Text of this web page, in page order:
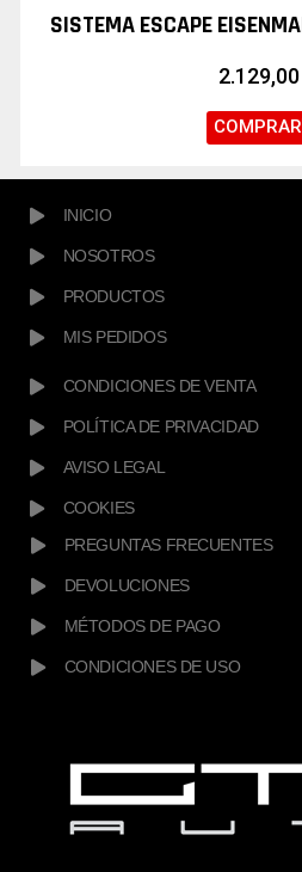
2.129,00
COMPRAR
INICIO
NOSOTROS
PRODUCTOS
MIS PEDIDOS
CONDICIONES DE VENTA
POLÍTICA DE PRIVACIDAD
AVISO LEGAL
COOKIES
PREGUNTAS FRECUENTES
DEVOLUCIONES
MÉTODOS DE PAGO
CONDICIONES DE USO